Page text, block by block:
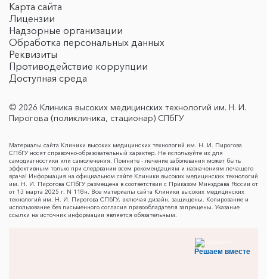
Карта сайта
Лицензии
Надзорные организации
Обработка персональных данных
Реквизиты
Противодействие коррупции
Доступная среда
© 2026 Клиника высоких медицинских технологий им. Н. И.
Пирогова (поликлиника, стационар) СПбГУ
Материалы сайта Клиники высоких медицинских технологий им. Н. И. Пирогова
СПбГУ носят справочно-образовательный характер. Не используйте их для
самодиагностики или самолечения. Помните - лечение заболевания может быть
эффективным только при следовании всем рекомендациям и назначениям лечащего
врача! Информация на официальном сайте Клиники высоких медицинских технологий
им. Н. И. Пирогова СПбГУ размещена в соответствии с Приказом Минздрава России от
от 13 марта 2025 г. N 118н. Все материалы сайта Клиники высоких медицинских
технологий им. Н. И. Пирогова СПбГУ, включая дизайн, защищены. Копирование и
использование без письменного согласия правообладателя запрещены. Указание
ссылки на источник информации является обязательным.
Решаем вместе